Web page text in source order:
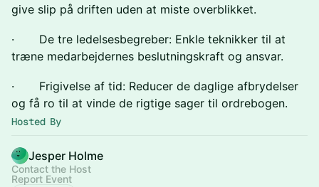
give slip på driften uden at miste overblikket.
· De tre ledelsesbegreber: Enkle teknikker til at
træne medarbejdernes beslutningskraft og ansvar.
· Frigivelse af tid: Reducer de daglige afbrydelser
og få ro til at vinde de rigtige sager til ordrebogen.
Hosted By
Jesper Holme
Contact the Host
Report Event